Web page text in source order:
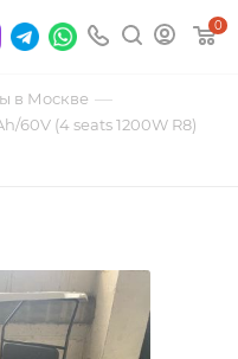
0
в Москве —
60V (4 seats 1200W R8)